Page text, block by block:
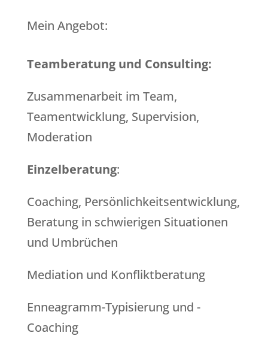
Mein Angebot:
Teamberatung und Consulting:
Zusammenarbeit im Team,
Teamentwicklung, Supervision,
Moderation
Einzelberatung:
Coaching, Persönlichkeitsentwicklung,
Beratung in schwierigen Situationen
und Umbrüchen
Mediation und Konfliktberatung
Enneagramm-Typisierung und -
Coaching